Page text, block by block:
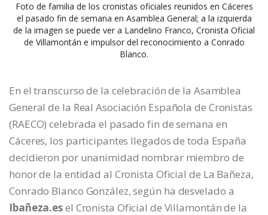
Foto de familia de los cronistas oficiales reunidos en Cáceres
el pasado fin de semana en Asamblea General; a la izquierda
de la imagen se puede ver a Landelino Franco, Cronista Oficial
de Villamontán e impulsor del reconocimiento a Conrado
Blanco.
En el transcurso de la celebración de la Asamblea
General de la Real Asociación Española de Cronistas
(RAECO) celebrada el pasado fin de semana en
Cáceres, los participantes llegados de toda España
decidieron por unanimidad nombrar miembro de
honor de la entidad al Cronista Oficial de La Bañeza,
Conrado Blanco González, según ha desvelado a
Ibañeza.esel Cronista Oficial de Villamontán de la